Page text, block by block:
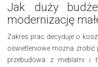
Jak duży
modernizację
Zakres prac decyduje o
oświetleniowe można zrobić
przebudowa z meblami i